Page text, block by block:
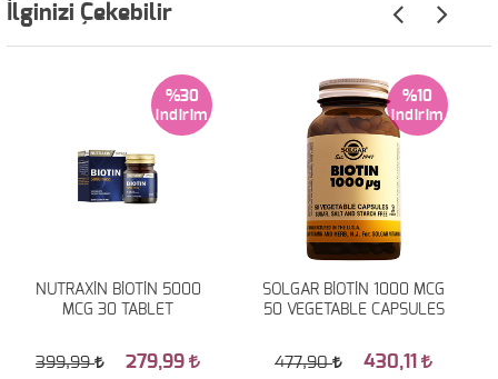
İlginizi Çekebilir
NUTRAXİN BİOTİN 5000
MCG 30 TABLET
%30
399,99 279,99
SOLGAR BİOTİN 1000 MCG
50 VEGETABLE CAPSULES
%10
477,90 430,11